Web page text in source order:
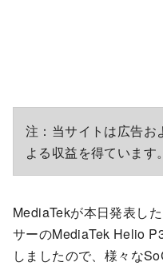
注：当サイトは広告お
よる収益を得ています。
MediaTekが本日発表し
サーのMediaTek Helio
しましたので、様々な